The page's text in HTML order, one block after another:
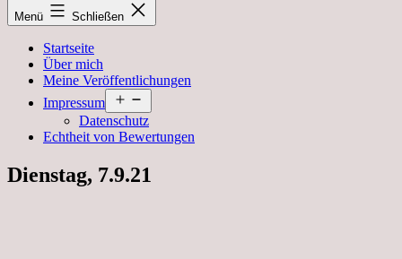
Menü Schließen
Startseite
Über mich
Meine Veröffentlichungen
Impressum
öffnen
Datenschutz
Echtheit von Bewertungen
Dienstag, 7.9.21